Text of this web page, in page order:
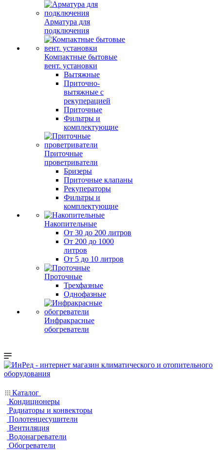
Арматура для
подключения
Компактные бытовые
вент. установки
Вытяжные
Приточно-
вытяжные с
рекуперацией
Приточные
Фильтры и
комплектующие
Приточные
проветриватели
Бризеры
Приточные клапаны
Рекуператоры
Фильтры и
комплектующие
Накопительные
От 30 до 200 литров
От 200 до 1000
литров
От 5 до 10 литров
Проточные
Трехфазные
Однофазные
Инфракрасные
обогреватели
Каталог
Кондиционеры
Радиаторы и конвекторы
Полотенцесушители
Вентиляция
Водонагреватели
Обогреватели